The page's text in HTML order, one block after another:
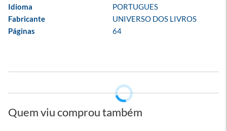
Idioma
PORTUGUES
Fabricante
UNIVERSO DOS LIVROS
Páginas
64
Quem viu comprou também